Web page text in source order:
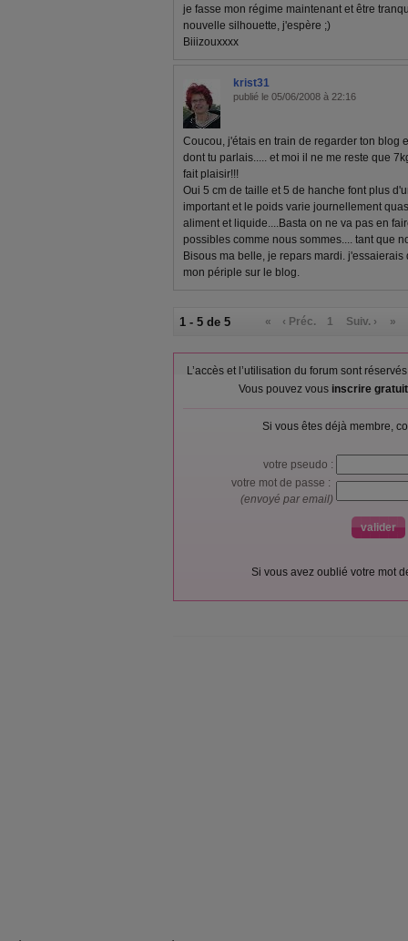
je fasse mon régime maintenant et être
nouvelle silhouette, j'espère ;)
Biiizouxxxx
krist31
publié le 05/06/2008 à 22:16
Coucou, j'étais en train de regarder ton blog
dont tu parlais..... et moi il ne me reste que
fait plaisir!!!
Oui 5 cm de taille et 5 de hanche font plus
important et le poids varie journellement
aliment et liquide....Basta on ne va pas en
possibles comme nous sommes.... tant que
Bisous ma belle, je repars mardi.
mon périple sur le blog.
1 - 5 de 5 « ‹ Préc. 1 Suiv. › »
L’accès et l’utilisation du forum sont
Vous pouvez vous inscrire
Si vous êtes déjà membre,
votre pseudo :
votre mot de passe :
(envoyé par email)
Si vous avez oublié votre mot